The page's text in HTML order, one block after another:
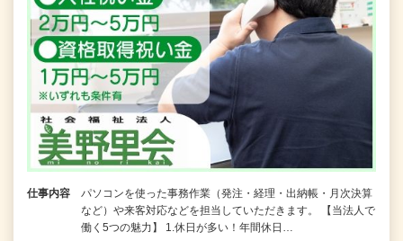
仕事内容
パソコンを使った事務作業（発注・経理・出納帳・月次決算
など）や来客対応などを担当していただきます。 【当法人で
働く5つの魅力】 1.休日が多い！年間休日…